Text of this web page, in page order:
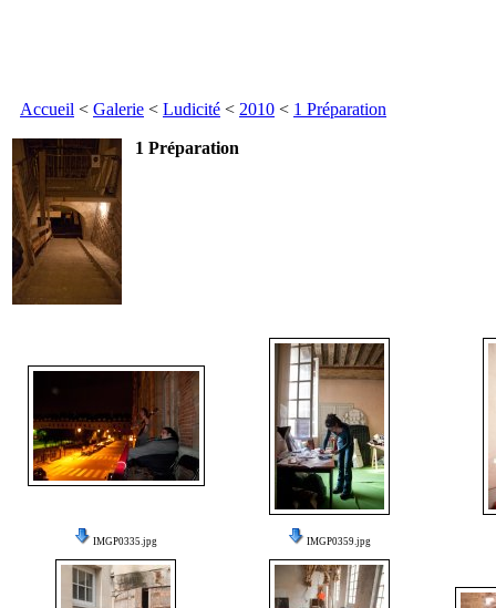
Accueil < Galerie < Ludicité < 2010 < 1 Préparation
1 Préparation
IMGP0335.jpg IMGP0359.jpg